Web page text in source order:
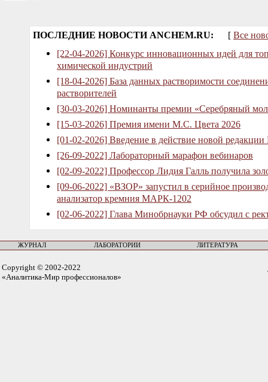
ПОСЛЕДНИЕ НОВОСТИ ANCHEM.RU: [ Все
[22-04-2026] Конкурс инновационных идей для
химической индустрий
[18-04-2026] База данных растворимости
растворителей
[30-03-2026] Номинанты премии «Серебряный
[15-03-2026] Премия имени М.С. Цвета 2026
[01-02-2026] Введение в действие новой
[26-09-2022] Лабораторный марафон вебинаров
[02-09-2022] Профессор Лидия Галль получила
[09-06-2022] «ВЗОР» запустил в серийное
анализатор кремния МАРК-1202
[02-06-2022] Глава Минобрнауки РФ обсудил с
ЖУРНАЛ ЛАБОРАТОРИИ ЛИТЕРАТУРА
Copyright © 2002-2022
«Аналитика-Мир профессионалов»